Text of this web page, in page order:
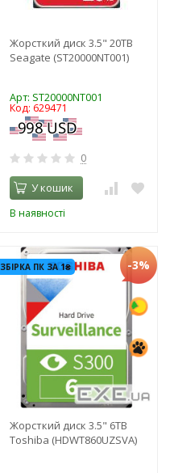
Жорсткий диск 3.5" 20TB
Seagate (ST20000NT001)
Арт: ST20000NT001
Код: 629471
0
У кошик
В наявності
ЗБІРКА ПК ЗА 1₴ -3%
Жорсткий диск 3.5" 6TB
Toshiba (HDWT860UZSVA)